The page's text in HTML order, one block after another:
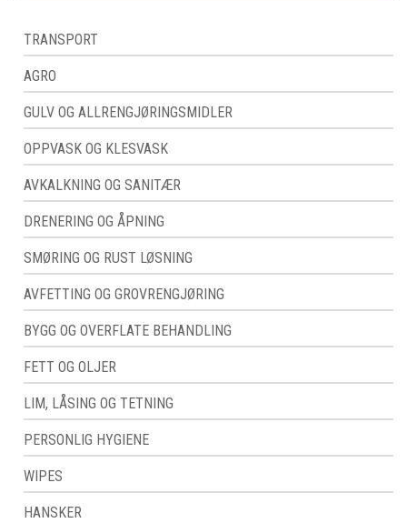
TRANSPORT
AGRO
GULV OG ALLRENGJØRINGSMIDLER
OPPVASK OG KLESVASK
AVKALKNING OG SANITÆR
DRENERING OG ÅPNING
SMØRING OG RUST LØSNING
AVFETTING OG GROVRENGJØRING
BYGG OG OVERFLATE BEHANDLING
FETT OG OLJER
LIM, LÅSING OG TETNING
PERSONLIG HYGIENE
WIPES
HANSKER